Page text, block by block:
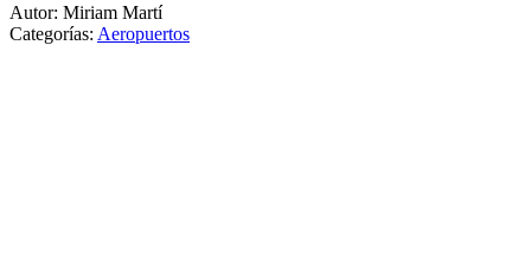
Autor: Miriam Martí
Categorías: Aeropuertos